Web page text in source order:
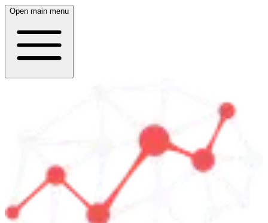
Open main menu